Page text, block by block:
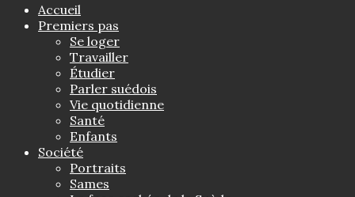
Accueil
Premiers pas
Se loger
Travailler
Étudier
Parler suédois
Vie quotidienne
Santé
Enfants
Société
Portraits
Sames